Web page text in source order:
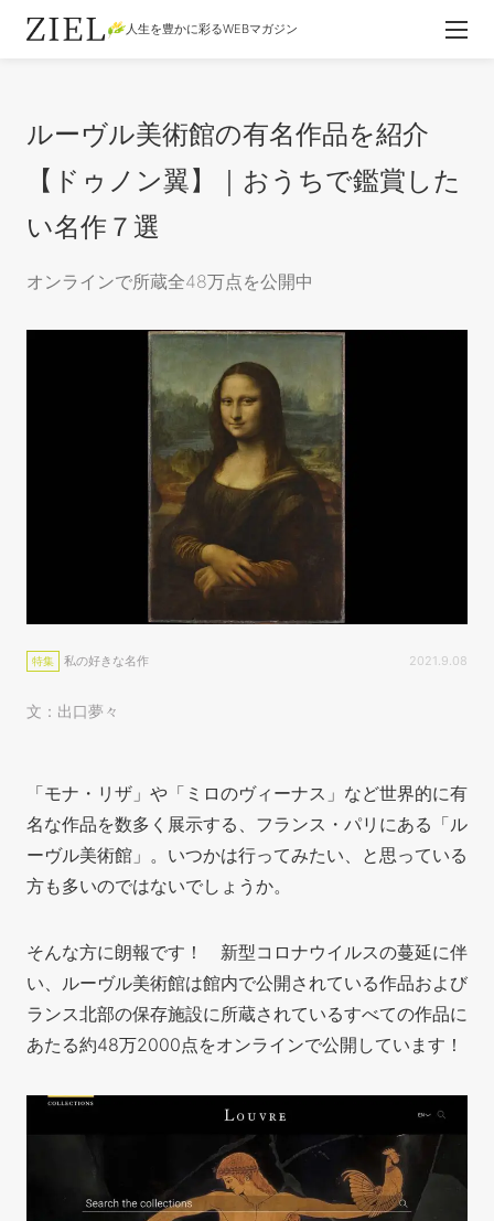
人生を豊かに彩るWEBマガジン
ルーヴル美術館の有名作品を紹介
【ドゥノン翼】｜おうちで鑑賞した
い名作７選
オンラインで所蔵全48万点を公開中
特集 私の好きな名作 2021.9.08
文：出口夢々
「モナ・リザ」や「ミロのヴィーナス」など世界的に有
名な作品を数多く展示する、フランス・パリにある「ル
ーヴル美術館」。いつかは行ってみたい、と思っている
方も多いのではないでしょうか。
そんな方に朗報です！ 新型コロナウイルスの蔓延に伴
い、ルーヴル美術館は館内で公開されている作品および
ランス北部の保存施設に所蔵されているすべての作品に
あたる約48万2000点をオンラインで公開しています！